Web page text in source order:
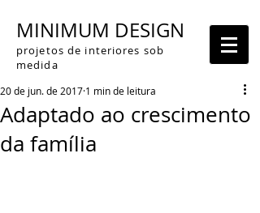
MINIMUM DESIGN
projetos de interiores sob
medida
Adaptado ao crescimento
da família
20 de jun. de 2017 1 min de leitura